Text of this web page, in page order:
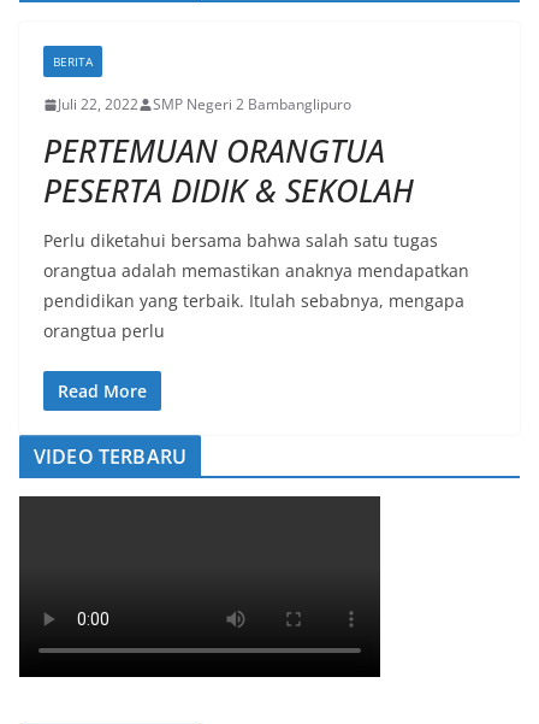
BERITA
Juli 22, 2022 SMP Negeri 2 Bambanglipuro
PERTEMUAN ORANGTUA
PESERTA DIDIK & SEKOLAH
Perlu diketahui bersama bahwa salah satu tugas
orangtua adalah memastikan anaknya mendapatkan
pendidikan yang terbaik. Itulah sebabnya, mengapa
orangtua perlu
Read More
VIDEO TERBARU